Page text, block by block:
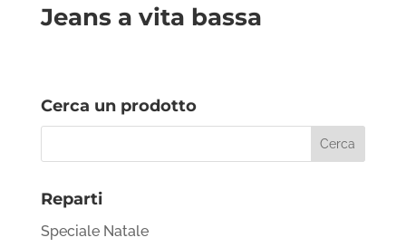
Jeans a vita bassa
Cerca un prodotto
Reparti
Speciale Natale